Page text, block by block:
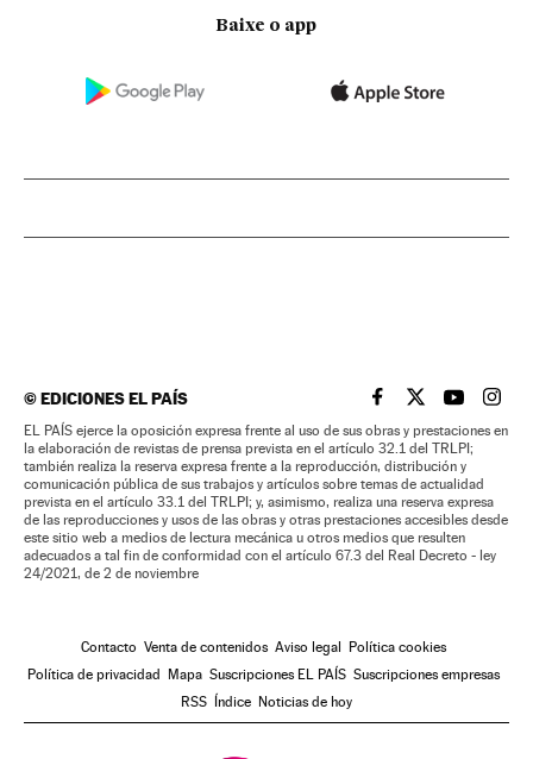
Baixe o app
©EDICIONES EL PAÍS EL PAÍS BRASIL EN
EL PAÍSEL PAÍS
EL
EL PAÍS ejerce la oposición expresa frente al uso de sus obras y prestaciones en
la elaboración de revistas de prensa prevista en el artículo 32.1 del TRLPI;
también realiza la reserva expresa frente a la reproducción, distribución y
comunicación pública de sus trabajos y artículos sobre temas de actualidad
prevista en el artículo 33.1 del TRLPI; y, asimismo, realiza una reserva expresa
de las reproducciones y usos de las obras y otras prestaciones accesibles desde
este sitio web a medios de lectura mecánica u otros medios que resulten
adecuados a tal fin de conformidad con el artículo 67.3 del Real Decreto - ley
24/2021, de 2 de noviembre
Contacto Venta de contenidos Aviso legal
Política cookies
Política de privacidad
Mapa Suscripciones EL PAÍS Suscripciones empresas
RSS
Índice Noticias de hoy